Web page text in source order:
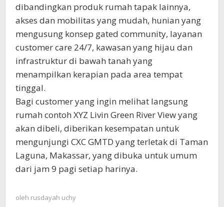
dibandingkan produk rumah tapak lainnya,
akses dan mobilitas yang mudah, hunian yang
mengusung konsep gated community, layanan
customer care 24/7, kawasan yang hijau dan
infrastruktur di bawah tanah yang
menampilkan kerapian pada area tempat
tinggal.
Bagi customer yang ingin melihat langsung
rumah contoh XYZ Livin Green River View yang
akan dibeli, diberikan kesempatan untuk
mengunjungi CXC GMTD yang terletak di Taman
Laguna, Makassar, yang dibuka untuk umum
dari jam 9 pagi setiap harinya.
oleh rusdayah uchy